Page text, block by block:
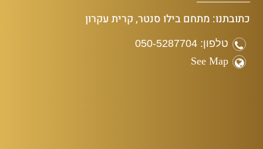
כתובתנו: מתחם בילו סנטר, קרית עקרון
טלפון: 050-5287704
See Map